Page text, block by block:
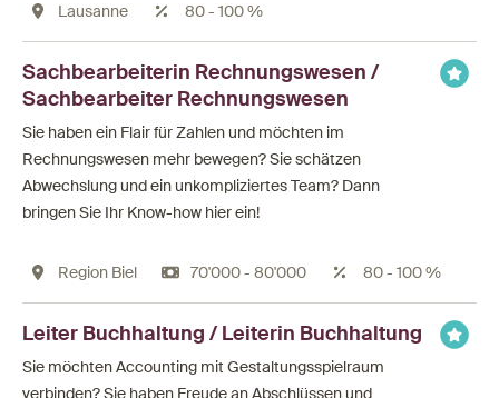
Lausanne 80 - 100 %
Sachbearbeiterin Rechnungswesen /
Sachbearbeiter Rechnungswesen
Sie haben ein Flair für Zahlen und möchten im
Rechnungswesen mehr bewegen? Sie schätzen
Abwechslung und ein unkompliziertes Team? Dann
bringen Sie Ihr Know-how hier ein!
Region Biel 70'000 - 80'000 80 - 100 %
Leiter Buchhaltung / Leiterin Buchhaltung
Sie möchten Accounting mit Gestaltungsspielraum
verbinden? Sie haben Freude an Abschlüssen und